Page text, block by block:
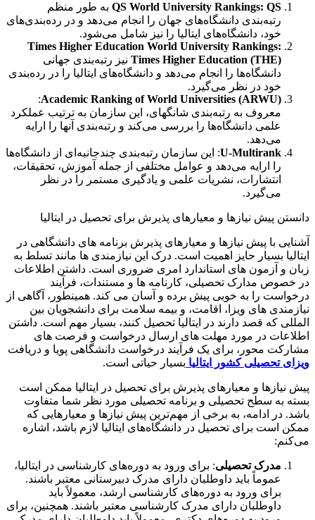
QS World University Rankings: QS به طور منظم
رتبه‌بندی دانشگاه‌های جهان را انجام می‌دهد و در رده‌بندی‌های
خود، دانشگاه‌های ایتالیا را نیز شامل می‌شود.
Times Higher Education World University Rankings:
Times Higher Education (THE) نیز رتبه‌بندی جهانی
دانشگاه‌ها را انجام می‌دهد و دانشگاه‌های ایتالیا را در رده‌بندی
خود در نظر می‌گیرد.
Academic Ranking of World Universities (ARWU)
:
معروف به رتبه‌بندی شانگهای، این سازمان به ترتیب عملکرد
علمی دانشگاه‌ها را بررسی می‌کند و رتبه‌بندی آنها را ارایه
می‌دهد.
U-Multirank: این سازمان رتبه‌بندی چندجانبه‌ای از دانشگاه‌ها
را ارایه می‌دهد و عوامل مختلفی از جمله آموزش، تحقیقات،
انتشارات، نشریات علمی و یادگیری مستمر را در نظر
می‌گیرد.
دانستن پیش نیازها و معیارهای پذیرش برای تحصیل در ایتالیا
آشنایی با پیش نیازها و معیارهای پذیرش برنامه های دانشگاهی در
ایتالیا بسیار حایز اهمیت است. درک این نیازمندی ها مانند تسلط به
زبان و آزمون های استاندارد امری ضروری است. داشتن اطلاعات
در خصوص مدارک تحصیلی، کارنامه ها و مستندات، فرآیند
درخواست را به خوبی پیش برده و آسان می کند. همینطور، آگاهی از
نیازمندی های ویزا، اقامت، و بیمه سلامت برای دانشجویان بین
المللی که قصد دارند در ایتالیا تحصیل کنند، بسیار مهم است. داشتن
اطلاعات در مورد مهلت های ارسال درخواست و فرصت های
مشارکت محور، برای یک فرآیند درخواست دانشگاهی پویا و دریافت
ویزای تحصیلی کشور ایتالیا بسیار حیاتی است.
پیش نیازها و معیارهای پذیرش برای تحصیل در ایتالیا ممکن است
بسته به سطح تحصیلی و برنامه تحصیلی مورد نظر شما متفاوت
باشد. در ادامه، به برخی از مهم‌ترین پیش نیازها و معیارهایی که
ممکن است برای تحصیل در دانشگاه‌های ایتالیا لازم باشد، اشاره
می‌کنم:
مدرک تحصیلی: برای ورود به دوره‌های کارشناسی در ایتالیا،
عموماً باید داوطلبان دارای مدرک دبیرستانی معتبر باشند.
برای ورود به دوره‌های کارشناسی ارشد، معمولاً باید
داوطلبان دارای مدرک کارشناسی معتبر باشند. همچنین، برای